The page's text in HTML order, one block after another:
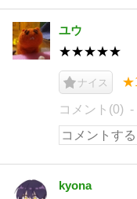
ユウ
★★★★★
ナイス
コメント(0)
kyona